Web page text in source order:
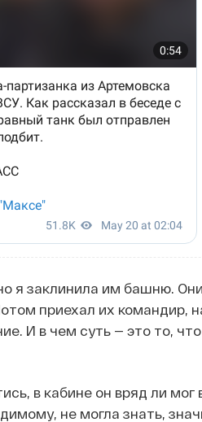
я заклинила им башню.
приехал их командир,
И в чем суть — это то,
в кабине он вряд ли мог
не могла знать,